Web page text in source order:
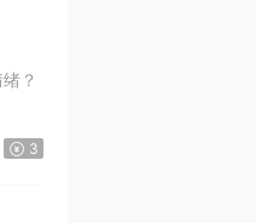
？
3